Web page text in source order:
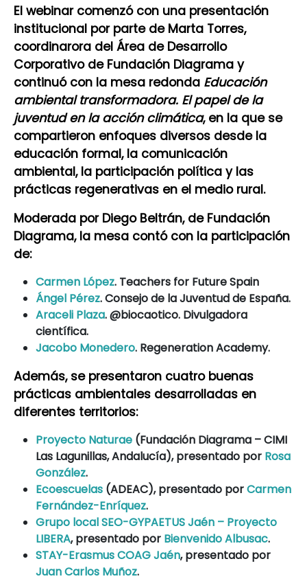
El webinar comenzó con una presentación
institucional por parte de Marta Torres,
coordinarora del Área de Desarrollo
Corporativo de Fundación Diagrama y
continuó con la mesa redonda Educación
ambiental transformadora. El papel de la
juventud en la acción climática, en la que se
compartieron enfoques diversos desde la
educación formal, la comunicación
ambiental, la participación política y las
prácticas regenerativas en el medio rural.
Moderada por Diego Beltrán, de Fundación
Diagrama, la mesa contó con la participación
de:
Carmen López. Teachers for Future Spain
Ángel Pérez. Consejo de la Juventud de España.
Araceli Plaza. @biocaotico. Divulgadora
científica.
Jacobo Monedero. Regeneration Academy.
Además, se presentaron cuatro buenas
prácticas ambientales desarrolladas en
diferentes territorios:
Proyecto Naturae (Fundación Diagrama – CIMI
Las Lagunillas, Andalucía), presentado por Rosa
González.
Ecoescuelas (ADEAC), presentado porCarmen
Fernández-Enríquez.
Grupo local SEO-GYPAETUS Jaén – Proyecto
LIBERA, presentado por Bienvenido Albusac.
STAY-Erasmus COAG Jaén, presentado por
Juan Carlos Muñoz.